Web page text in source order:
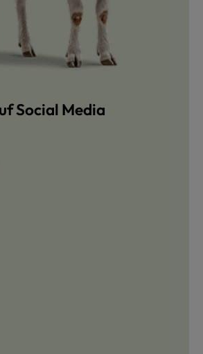
Social Media